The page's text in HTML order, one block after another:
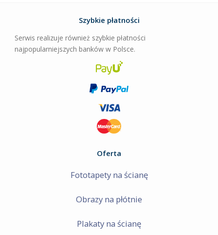
Szybkie płatności
Serwis realizuje również szybkie płatności
najpopularniejszych banków w Polsce.
Oferta
Fototapety na ścianę
Obrazy na płótnie
Plakaty na ścianę